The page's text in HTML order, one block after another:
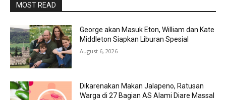
MOST READ
George akan Masuk Eton, William dan Kate
Middleton Siapkan Liburan Spesial
August 6, 2026
Dikarenakan Makan Jalapeno, Ratusan
Warga di 27 Bagian AS Alami Diare Massal